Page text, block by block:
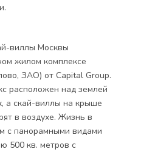
виллы Москвы
жилом комплексе
ЗАО) от Capital Group.
расположен над землей
а скай-виллы на крыше
в воздухе. Жизнь в
с панорамными видами
500 кв. метров с